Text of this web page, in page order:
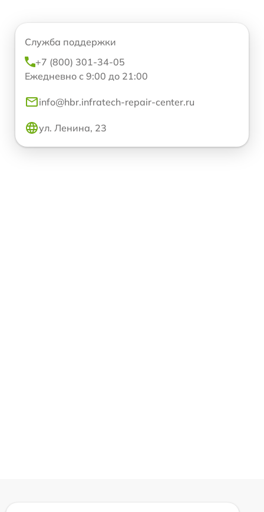
Служба поддержки
+7 (800) 301-34-05
Ежедневно с 9:00 до 21:00
info@hbr.infratech-repair-center.ru
ул. Ленина, 23